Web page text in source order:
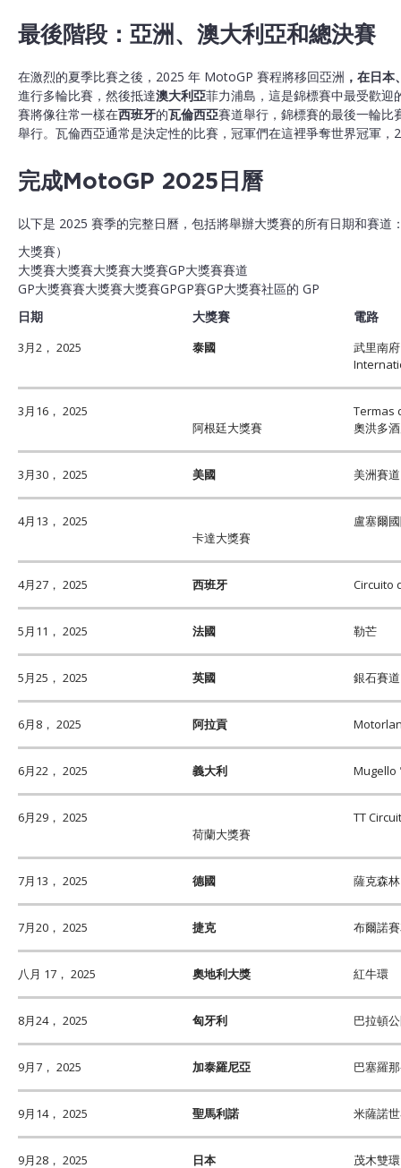
最後階段：亞洲、澳大利亞和總決賽
在激烈的夏季比賽之後，2025 年 MotoGP 賽程將移回亞洲 ，在日本
進行多輪比賽，然後抵達澳大利亞菲力浦島，這是錦標賽中最受歡迎
賽將像往常一樣在西班牙的瓦倫西亞賽道舉行，錦標賽的最後一輪比
舉行。瓦倫西亞通常是決定性的比賽，冠軍們在這裡爭奪世界冠軍，
完成MotoGP 2025日曆
以下是 2025 賽季的完整日曆，包括將舉辦大獎賽的所有日期和賽道
大獎賽）
大獎賽大獎賽大獎賽大獎賽GP大獎賽賽道
GP大獎賽賽大獎賽大獎賽GPGP賽GP大獎賽社區的 GP
日期
大獎賽 電路
3月2， 2025 泰國
武里南
3月16， 2025
阿根廷大獎賽
Termas
奧洪多
3月30， 2025 美國 美洲賽
4月13， 2025
卡達大獎賽
盧塞爾
4月27， 2025 西班牙 Circuito
5月11， 2025 法國 勒芒
5月25， 2025 英國 銀石賽道
6月8， 2025 阿拉貢
6月22， 2025 義大利 Mugello
6月29， 2025
荷蘭大獎賽
TT
7月13， 2025 德國 薩克森林
7月20， 2025 捷克 布爾諾
八月 17， 2025 奧地利大獎 紅牛環
8月24， 2025 匈牙利 巴拉頓
9月7， 2025 加泰羅尼亞 巴塞羅
9月14， 2025 聖馬利諾 米薩諾
9月28， 2025 日本 茂木雙環